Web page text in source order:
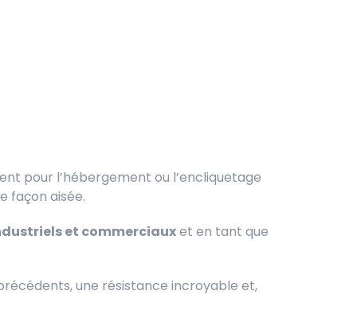
pour l’hébergement ou l’encliquetage
façon aisée.
et commerciauxet en tant que
une résistance incroyable et,